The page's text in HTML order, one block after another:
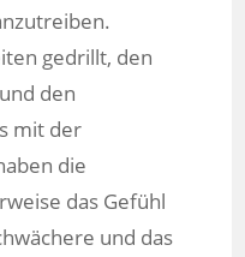
gedrillt, den
den
mit der
die
das Gefühl
und das